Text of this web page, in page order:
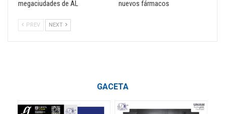
megaciudades de AL
nuevos fármacos
PREV NEXT
GACETA